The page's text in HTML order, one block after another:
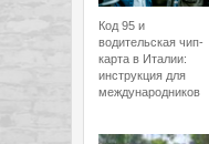
Код 95 и
водительская чип-
карта в Италии:
инструкция для
международников